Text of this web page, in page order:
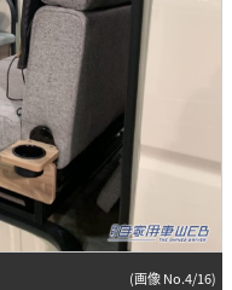
(画像 No.4/16)